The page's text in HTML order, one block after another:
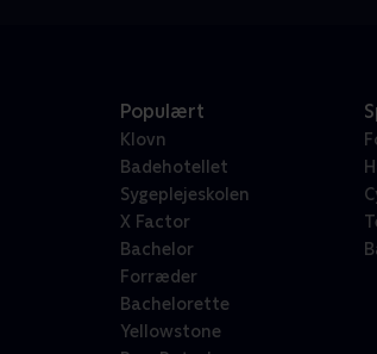
Populært
Klovn
Badehotellet
Sygeplejeskolen
X Factor
Bachelor
Forræder
Bachelorette
Yellowstone